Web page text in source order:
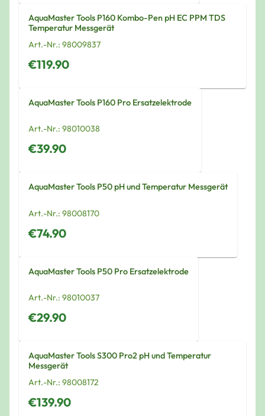
AquaMaster Tools P160 Kombo-Pen pH EC PPM TDS
Temperatur Messgerät
Art.-Nr.: 98009837
€119.90
AquaMaster Tools P160 Pro Ersatzelektrode
Art.-Nr.: 98010038
€39.90
AquaMaster Tools P50 pH und Temperatur Messgerät
Art.-Nr.: 98008170
€74.90
AquaMaster Tools P50 Pro Ersatzelektrode
Art.-Nr.: 98010037
€29.90
AquaMaster Tools S300 Pro2 pH und Temperatur
Messgerät
Art.-Nr.: 98008172
€139.90